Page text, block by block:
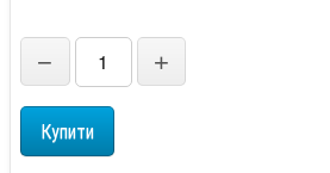
− +